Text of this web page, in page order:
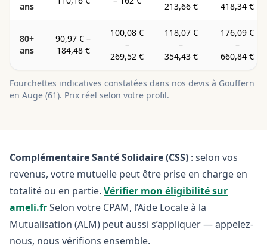
ans 213,66 € 418,34 €
80+
ans
90,97 € –
184,48 €
100,08 €
–
269,52 €
118,07 €
–
354,43 €
176,09 €
–
660,84 €
Fourchettes indicatives constatées dans nos devis à Gouffern
en Auge (61). Prix réel selon votre profil.
Complémentaire Santé Solidaire (CSS) : selon vos
revenus, votre mutuelle peut être prise en charge en
totalité ou en partie. Vérifier mon éligibilité sur
ameli.frSelon votre CPAM, l’Aide Locale à la
Mutualisation (ALM) peut aussi s’appliquer — appelez-
nous, nous vérifions ensemble.